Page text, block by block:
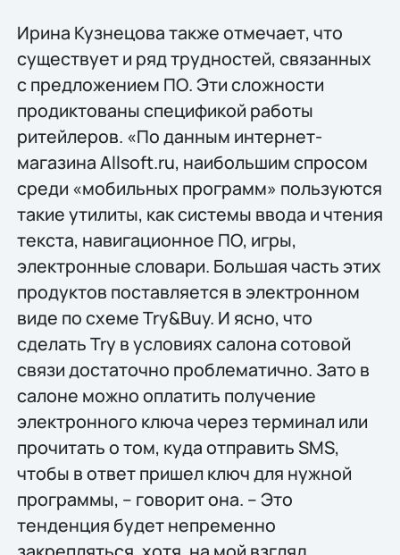
Ирина Кузнецова также отмечает, что
существует и ряд трудностей, связанных
с предложением ПО. Эти сложности
продиктованы спецификой работы
ритейлеров. «По данным интернет-
магазина Allsoft.ru, наибольшим спросом
среди «мобильных программ» пользуются
такие утилиты, как системы ввода и чтения
текста, навигационное ПО, игры,
электронные словари. Большая часть этих
продуктов поставляется в электронном
виде по схеме Try&Buy. И ясно, что
сделать Try в условиях салона сотовой
связи достаточно проблематично. Зато в
салоне можно оплатить получение
электронного ключа через терминал или
прочитать о том, куда отправить SMS,
чтобы в ответ пришел ключ для нужной
программы, – говорит она. – Это
тенденция будет непременно